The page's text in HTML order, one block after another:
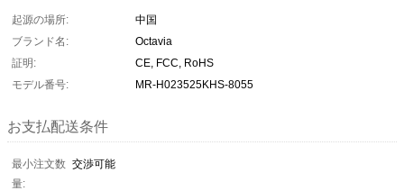
起源の場所:
中国
ブランド名:
Octavia
証明:
CE, FCC, RoHS
モデル番号:
MR-H023525KHS-8055
お支払配送条件
最小注文数
量:
交渉可能